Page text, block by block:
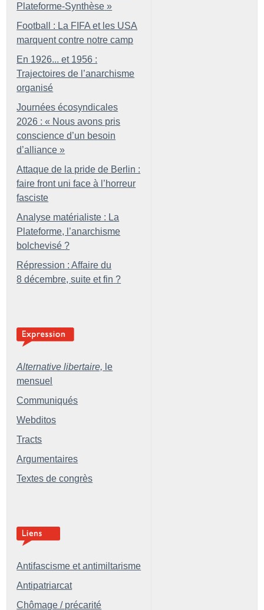
Plateforme-Synthèse »
Football : La FIFA et les USA
marquent contre notre camp
En 1926... et 1956 :
Trajectoires de l’anarchisme
organisé
Journées écosyndicales
2026 : « Nous avons pris
conscience d’un besoin
d’alliance »
Attaque de la pride de Berlin :
faire front uni face à l’horreur
fasciste
Analyse matérialiste : La
Plateforme, l’anarchisme
bolchevisé ?
Répression : Affaire du
8 décembre, suite et fin ?
Alternative libertaire, le
mensuel
Communiqués
Webditos
Tracts
Argumentaires
Textes de congrès
Antifascisme et antimiltarisme
Antipatriarcat
Chômage / précarité